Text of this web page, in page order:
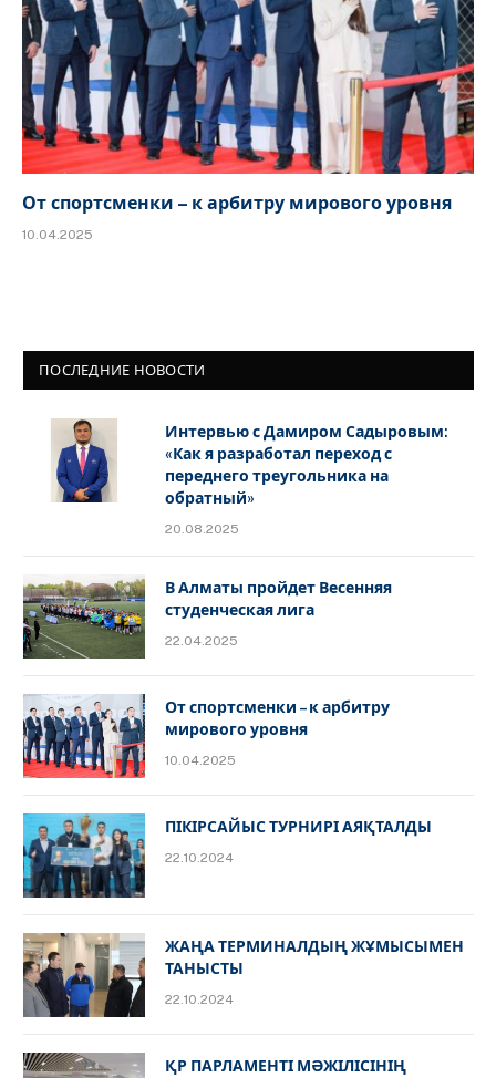
От спортсменки – к арбитру мирового уровня
10.04.2025
ПОСЛЕДНИЕ НОВОСТИ
Интервью с Дамиром Садыровым:
«Как я разработал переход с
переднего треугольника на
обратный»
20.08.2025
В Алматы пройдет Весенняя
студенческая лига
22.04.2025
От спортсменки – к арбитру
мирового уровня
10.04.2025
ПІКІРСАЙЫС ТУРНИРІ АЯҚТАЛДЫ
22.10.2024
ЖАҢА ТЕРМИНАЛДЫҢ ЖҰМЫСЫМЕН
ТАНЫСТЫ
22.10.2024
ҚР ПАРЛАМЕНТІ МӘЖІЛІСІНІҢ